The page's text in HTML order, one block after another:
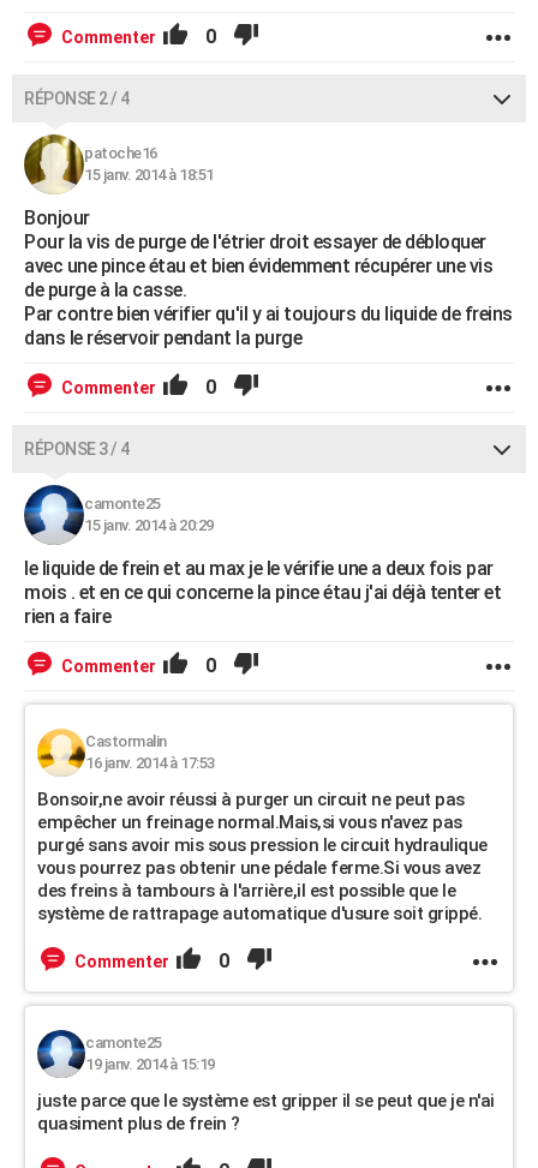
Commenter 0
RÉPONSE 2 / 4
patoche16
15 janv. 2014 à 18:51
Bonjour
Pour la vis de purge de l'étrier droit essayer de débloquer
avec une pince étau et bien évidemment récupérer une vis
de purge à la casse.
Par contre bien vérifier qu'il y ai toujours du liquide de freins
dans le réservoir pendant la purge
Commenter 0
RÉPONSE 3 / 4
camonte25
15 janv. 2014 à 20:29
le liquide de frein et au max je le vérifie une a deux fois par
mois . et en ce qui concerne la pince étau j'ai déjà tenter et
rien a faire
Commenter 0
Castormalin
16 janv. 2014 à 17:53
Bonsoir,ne avoir réussi à purger un circuit ne peut pas
empêcher un freinage normal.Mais,si vous n'avez pas
purgé sans avoir mis sous pression le circuit hydraulique
vous pourrez pas obtenir une pédale ferme.Si vous avez
des freins à tambours à l'arrière,il est possible que le
système de rattrapage automatique d'usure soit grippé.
Commenter 0
camonte25
19 janv. 2014 à 15:19
juste parce que le système est gripper il se peut que je n'ai
quasiment plus de frein ?